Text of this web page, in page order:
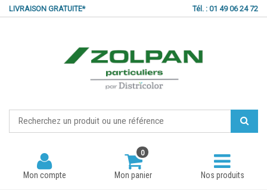
LIVRAISON GRATUITE* Tél. : 01 49 06 24 72
Mon compte
0
Mon panier Nos produits